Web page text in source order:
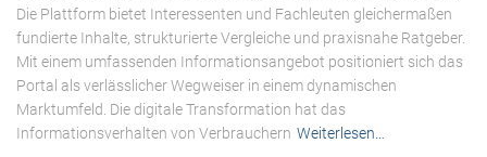
Die Plattform bietet Interessenten und Fachleuten gleichermaßen
fundierte Inhalte, strukturierte Vergleiche und praxisnahe Ratgeber.
Mit einem umfassenden Informationsangebot positioniert sich das
Portal als verlässlicher Wegweiser in einem dynamischen
Marktumfeld. Die digitale Transformation hat das
Informationsverhalten von Verbrauchern Weiterlesen…